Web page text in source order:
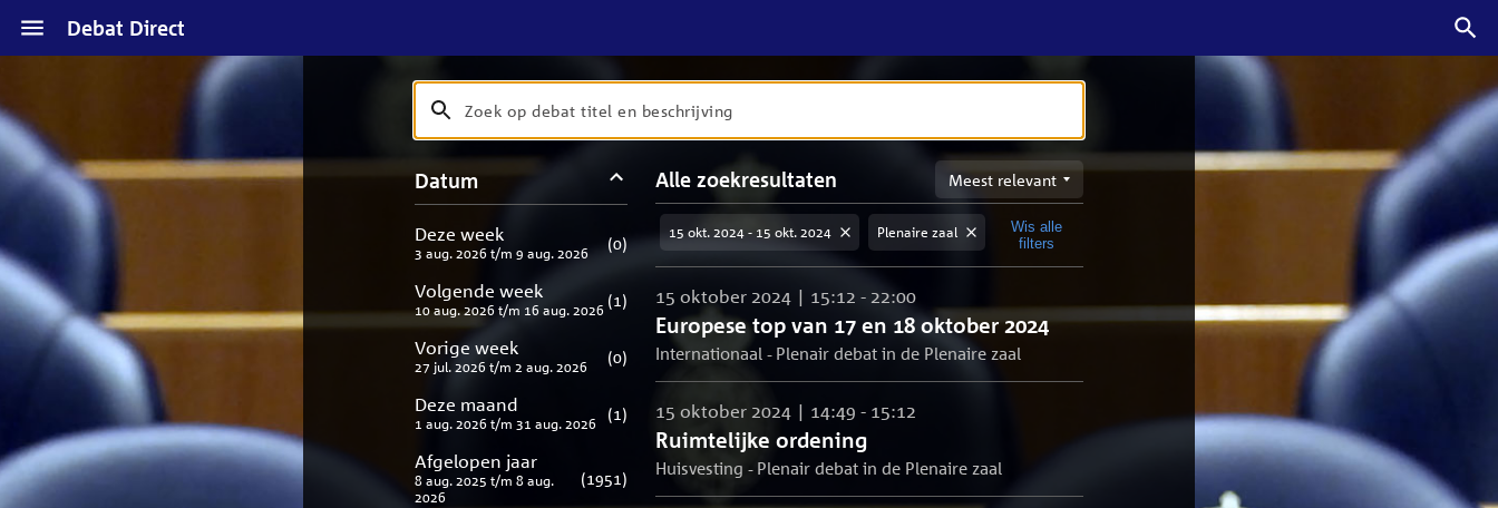
hoofdinhoudDebat Direct
Zoeken
Zoek
op
debat
titel
en
beschrijving
zoekresultaten
Verfijn
uw
resultaten
Datum
Deze week
3 aug. 2026 t/m 9 aug. 2026
(0)
Volgende week
10 aug. 2026 t/m 16 aug. 2026
(1 )
Vorige week
27 jul. 2026 t/m 2 aug. 2026
(0)
Deze maand
1 aug. 2026 t/m 31 aug. 2026
(1 )
Afgelopen jaar
8 aug. 2025 t/m 8 aug.
2026
(1951 )
Alle zoekresultaten
Sorteren
op
meest
relevant
15 okt. 2024 - 15 okt. 2024 Plenaire zaal
Wis alle
filters
Europese top van 17 en 18 oktober 2024
15 oktober 2024 | 15:12 - 22:00
Internationaal - Plenair debat in de Plenaire zaal
Ruimtelijke ordening
15 oktober 2024 | 14:49 - 15:12
Huisvesting - Plenair debat in de Plenaire zaal